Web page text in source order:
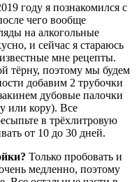
году я познакомился с
чего вообще
на алкогольные
и сейчас я стараюсь
мне рецепты.
тёрну, поэтому мы будем
добавим 2 трубочки
дубовые палочки
или кору). Все
в трёхлитровую
от 10 до 30 дней.
Только пробовать и
медленно, поэтому